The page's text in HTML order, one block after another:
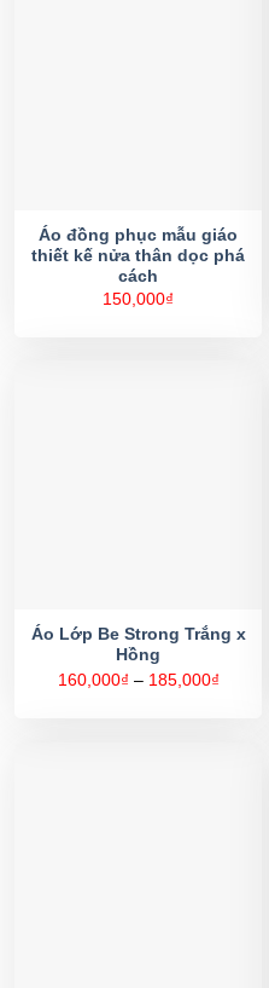
Áo đồng phục mẫu giáo
thiết kế nửa thân dọc phá
cách
150,000₫
Áo Lớp Be Strong Trắng x
Hồng
160,000₫ – 185,000₫Khoảng